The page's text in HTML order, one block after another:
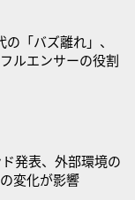
「バズ離れ」、
ルエンサーの役割
発表、外部環境の
変化が影響